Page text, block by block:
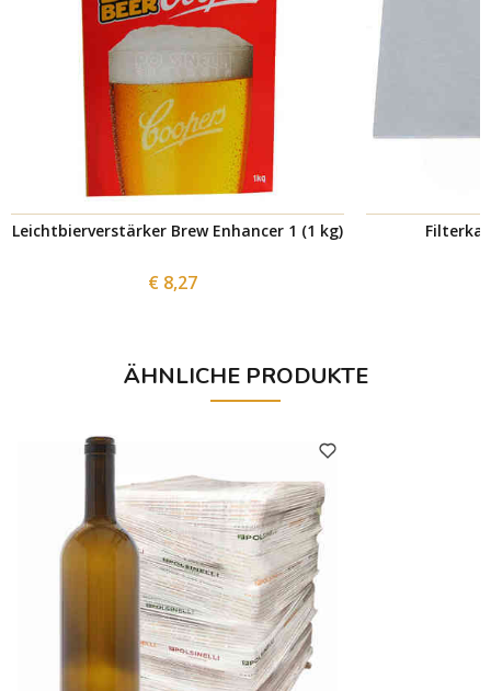
Leichtbierverstärker Brew Enhancer 1 (1 kg)
€ 8,27
ÄHNLICHE PRODUKTE